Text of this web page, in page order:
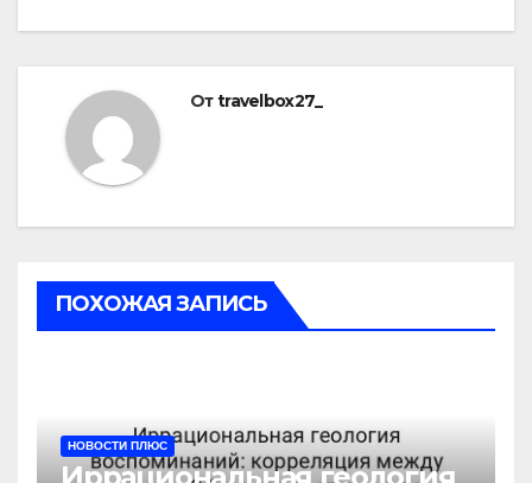
Отtravelbox27_
ПОХОЖАЯ ЗАПИСЬ
НОВОСТИ ПЛЮС
Иррациональная геология